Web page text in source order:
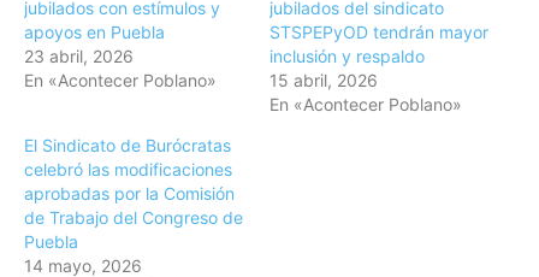
jubilados con estímulos y
apoyos en Puebla
23 abril, 2026
En «Acontecer Poblano»
jubilados del sindicato
STSPEPyOD tendrán mayor
inclusión y respaldo
15 abril, 2026
En «Acontecer Poblano»
El Sindicato de Burócratas
celebró las modificaciones
aprobadas por la Comisión
de Trabajo del Congreso de
Puebla
14 mayo, 2026